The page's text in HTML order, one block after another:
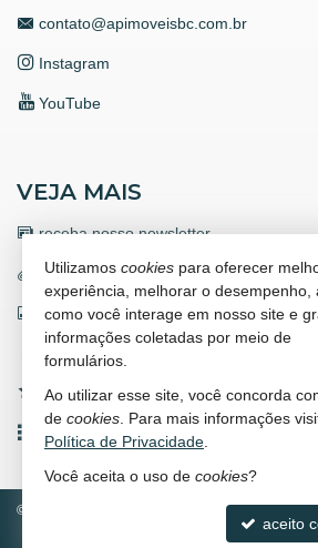
contato@apimoveisbc.com.br
Instagram
YouTube
VEJA MAIS
receba nosso newsletter
trabalhe conosco
indicadores financeiros
cadastre seu imóvel
imóveis favoritos
mapa de imóveis
© Política de
Utilizamos cookies para oferecer
experiência, melhorar o desempenho,
como você interage em nosso site e
informações coletadas por meio de
formulários.
Ao utilizar esse site, você concorda
de cookies . Para mais informações
Política de Privacidade
Você aceita o uso de cookies?
aceito